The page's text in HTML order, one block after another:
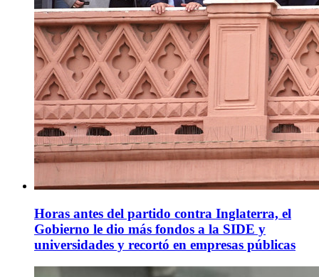
Horas antes del partido contra Inglaterra, el
Gobierno le dio más fondos a la SIDE y
universidades y recortó en empresas públicas